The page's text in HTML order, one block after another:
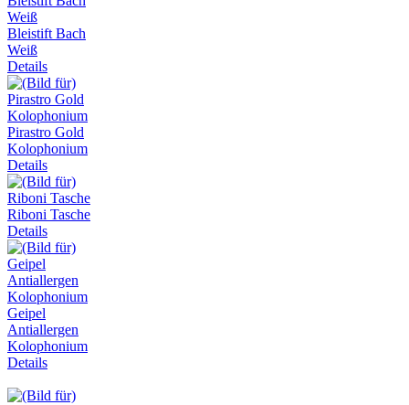
Bleistift Bach
Weiß
Details
Pirastro Gold
Kolophonium
Details
Riboni Tasche
Details
Geipel
Antiallergen
Kolophonium
Details